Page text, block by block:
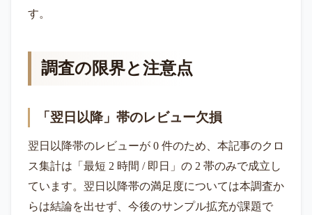
す。
調査の限界と注意点
「翌日以降」帯のレビュー欠損
翌日以降帯のレビューが 0 件のため、本記事のクロ
ス集計は「最短 2 時間 / 即日」の 2 帯のみで成立し
ています。翌日以降帯の満足度については本調査か
らは結論を出せず、今後のサンプル拡充が課題で